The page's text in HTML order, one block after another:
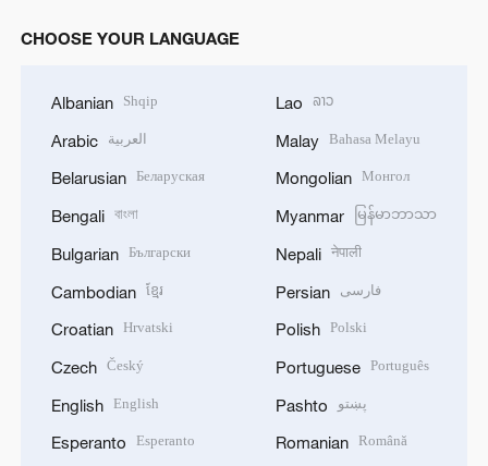
CHOOSE YOUR LANGUAGE
Albanian Shqip
Arabic العربية
Belarusian Беларуская
Bengali বাংলা
Bulgarian Български
Cambodian ខ្មែរ
Croatian Hrvatski
Czech Český
English English
Esperanto Esperanto
Lao ລາວ
Malay Bahasa Melayu
Mongolian Монгол
Myanmar မြန်မာဘာသာ
Nepali नेपाली
Persian فارسی
Polish Polski
Portuguese Português
Pashto پښتو
Romanian Română